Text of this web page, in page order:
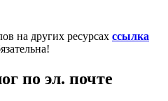
на других ресурсах ссылка
по эл. почте